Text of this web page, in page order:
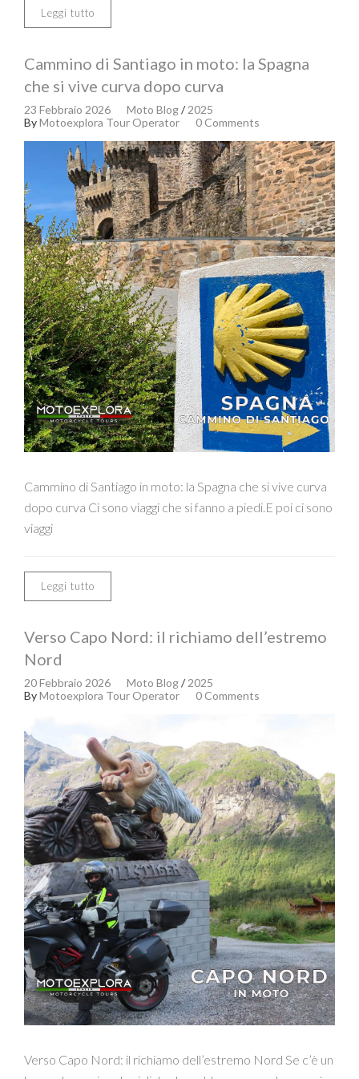
Leggi tutto
Cammino di Santiago in moto: la Spagna
che si vive curva dopo curva
23 Febbraio 2026 Moto Blog/2025
ByMotoexplora Tour Operator 0 Comments
Cammino di Santiago in moto: la Spagna che si vive curva
dopo curva Ci sono viaggi che si fanno a piedi.E poi ci sono
viaggi
Leggi tutto
Verso Capo Nord: il richiamo dell’estremo
Nord
20 Febbraio 2026 Moto Blog/2025
ByMotoexplora Tour Operator 0 Comments
Verso Capo Nord: il richiamo dell’estremo Nord Se c’è un